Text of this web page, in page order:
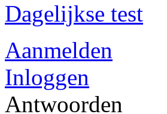
Dagelijkse test
Aanmelden
Inloggen
Antwoorden